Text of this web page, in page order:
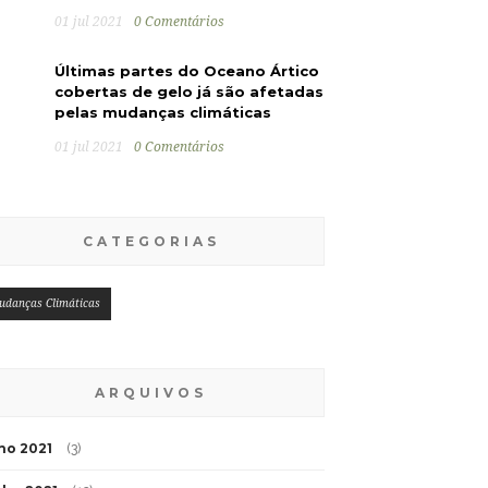
01 jul 2021 0 Comentários
Últimas partes do Oceano Ártico
cobertas de gelo já são afetadas
pelas mudanças climáticas
01 jul 2021 0 Comentários
CATEGORIAS
Climáticas
ARQUIVOS
2021 (3)